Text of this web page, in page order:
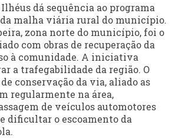
dá sequência ao programa
da malha viária rural do município.
zona norte do município, foi o
com obras de recuperação da
à comunidade. A iniciativa
a trafegabilidade da região. O
conservação da via, aliado as
regularmente na área,
de veículos automotores
dificultar o escoamento da